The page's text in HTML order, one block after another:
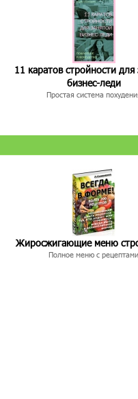
11 каратов стройности для
бизнес-леди
Простая система
Жиросжигающие меню
Полное меню с рецептами